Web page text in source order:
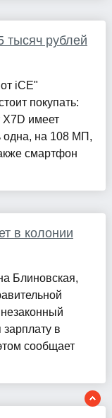
тысяч рублей
iCE"
покупать:
X7D имеет
одна, на 108 МП,
смартфон
в колонии
Блиновская,
в
сообщает